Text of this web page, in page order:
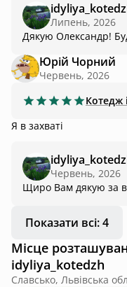
перебування. Окремо хочеться подякувати господарям за
турботу та
допомагали з будь-
створене з любов’ю до гостей. Це саме той
хочеться
всім, хто шукає
незабутні враження! ❤️
Липень, 2026
Дякую Олександр!
Юрій Чорний
Червень, 2026
Котедж
Я в захваті
Червень, 2026
Щиро Вам дякую за
Показати всі: 4
Місце
idyliya_kotedzh
Славсько, Львівська